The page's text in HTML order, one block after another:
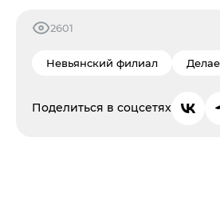
2601
Невьянский филиал
Поделиться в соцсетях